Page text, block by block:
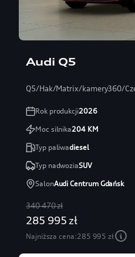
Audi Q5
Q5/Hak/Matrix/kamery360/
Rok produkcji2026
Moc silnika204KM
Typ paliwadiesel
Typ nadwoziaSUV
SalonAudi Centrum Gdańsk
340 470 zł
285 995 zł
Najniższa cena:285 995 zł